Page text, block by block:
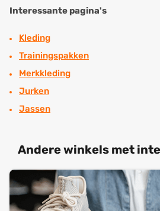
Interessante pagina's
Kleding
Trainingspakken
Merkkleding
Jurken
Jassen
Andere winkels met